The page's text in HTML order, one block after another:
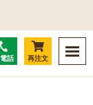
話 再注文